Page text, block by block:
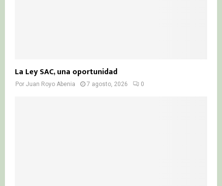
La Ley SAC, una oportunidad
Por Juan Royo Abenia 7 agosto, 2026 0